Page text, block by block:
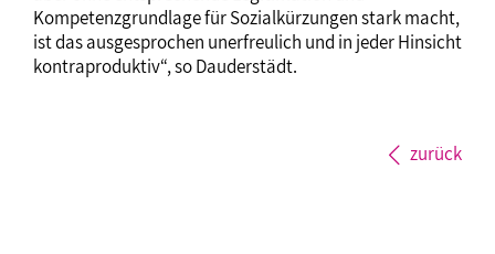
Kompetenzgrundlage für Sozialkürzungen stark macht,
ist das ausgesprochen unerfreulich und in jeder Hinsicht
kontraproduktiv“, so Dauderstädt.
zurück